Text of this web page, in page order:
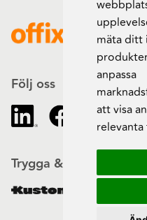
mäta ditt
anpassa
att visa
Följ oss
Trygga & säkra